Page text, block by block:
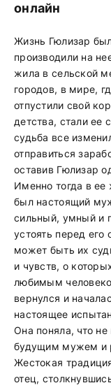
онлайн
Жизнь Гюлизар
производили на
жила в сельской
городов, в мире,
отпустили свой
детства, стали
судьба все
отправиться
оставив Гюлизар
Именно тогда в ее
был настоящий
сильный, умный и
устоять перед его
может быть их
и чувств, о
любимым
вернулся и
настоящее
Она поняла, что
будущим мужем и
Жестокая
отец,